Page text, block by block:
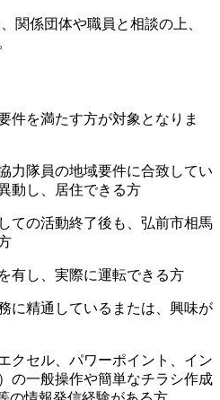
関係団体や職員と相談の上、
件を満たす方が対象となりま
力隊員の地域要件に合致してい
動し、居住できる方
ての活動終了後も、弘前市相馬
有し、実際に運転できる方
に精通しているまたは、興味が
クセル、パワーポイント、イン
の一般操作や簡単なチラシ作成